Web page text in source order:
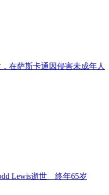
在萨斯卡通因侵害未成年人
Lewis逝世 终年65岁